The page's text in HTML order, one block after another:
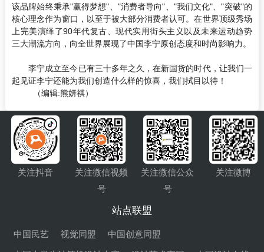
该品牌始终秉承"赢得梦想"、"消费者导向"、"我们文化"、"突破"的
核心理念作为窗口，以至于被大部分消费者认可。在世界顶级秀场
上完美演绎了90年代复古、现代实用街头主义以及未来运动趋势
三大潮流方向，向全世界展现了中国李宁原创态度和时尚影响力。
李宁成立至今已有三十多年之久，在新国货的时代，让我们一
起见证李宁还能为我们创造什么样的惊喜，我们拭目以待！
（编辑:熊妍祺）
关注抖音
关注微信视频
号
关注微信公众
号
关注微博
站点联盟
中国民艺 视觉同盟 中国创意同盟